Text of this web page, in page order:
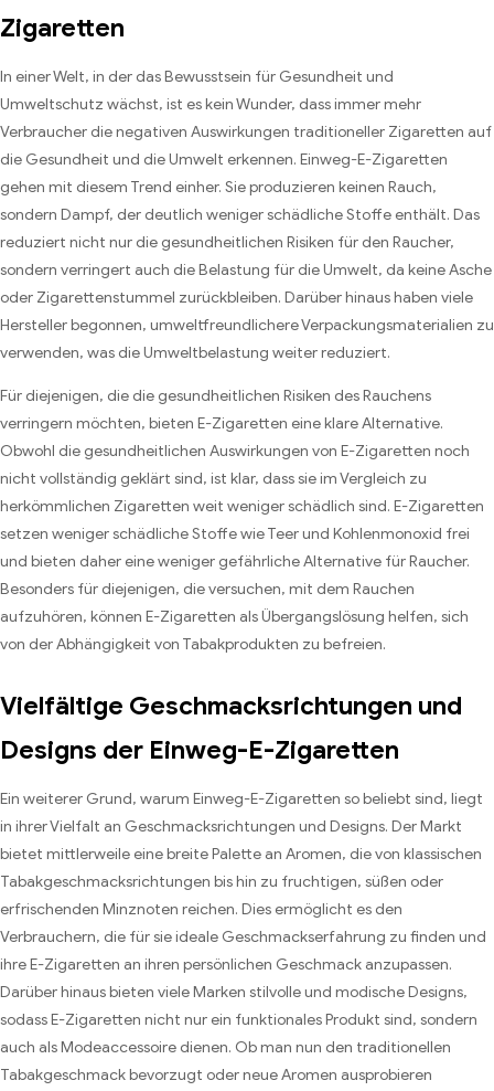
Zigaretten
In einer Welt, in der das Bewusstsein für Gesundheit und
Umweltschutz wächst, ist es kein Wunder, dass immer mehr
Verbraucher die negativen Auswirkungen traditioneller Zigaretten auf
die Gesundheit und die Umwelt erkennen. Einweg-E-Zigaretten
gehen mit diesem Trend einher. Sie produzieren keinen Rauch,
sondern Dampf, der deutlich weniger schädliche Stoffe enthält. Das
reduziert nicht nur die gesundheitlichen Risiken für den Raucher,
sondern verringert auch die Belastung für die Umwelt, da keine Asche
oder Zigarettenstummel zurückbleiben. Darüber hinaus haben viele
Hersteller begonnen, umweltfreundlichere Verpackungsmaterialien zu
verwenden, was die Umweltbelastung weiter reduziert.
Für diejenigen, die die gesundheitlichen Risiken des Rauchens
verringern möchten, bieten E-Zigaretten eine klare Alternative.
Obwohl die gesundheitlichen Auswirkungen von E-Zigaretten noch
nicht vollständig geklärt sind, ist klar, dass sie im Vergleich zu
herkömmlichen Zigaretten weit weniger schädlich sind. E-Zigaretten
setzen weniger schädliche Stoffe wie Teer und Kohlenmonoxid frei
und bieten daher eine weniger gefährliche Alternative für Raucher.
Besonders für diejenigen, die versuchen, mit dem Rauchen
aufzuhören, können E-Zigaretten als Übergangslösung helfen, sich
von der Abhängigkeit von Tabakprodukten zu befreien.
Vielfältige Geschmacksrichtungen und
Designs der Einweg-E-Zigaretten
Ein weiterer Grund, warum Einweg-E-Zigaretten so beliebt sind, liegt
in ihrer Vielfalt an Geschmacksrichtungen und Designs. Der Markt
bietet mittlerweile eine breite Palette an Aromen, die von klassischen
Tabakgeschmacksrichtungen bis hin zu fruchtigen, süßen oder
erfrischenden Minznoten reichen. Dies ermöglicht es den
Verbrauchern, die für sie ideale Geschmackserfahrung zu finden und
ihre E-Zigaretten an ihren persönlichen Geschmack anzupassen.
Darüber hinaus bieten viele Marken stilvolle und modische Designs,
sodass E-Zigaretten nicht nur ein funktionales Produkt sind, sondern
auch als Modeaccessoire dienen. Ob man nun den traditionellen
Tabakgeschmack bevorzugt oder neue Aromen ausprobieren